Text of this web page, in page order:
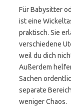
Für Babysitter
ist eine
praktisch. Sie
verschiedene
weil du dich
Außerdem
Sachen
separate
weniger Chaos.